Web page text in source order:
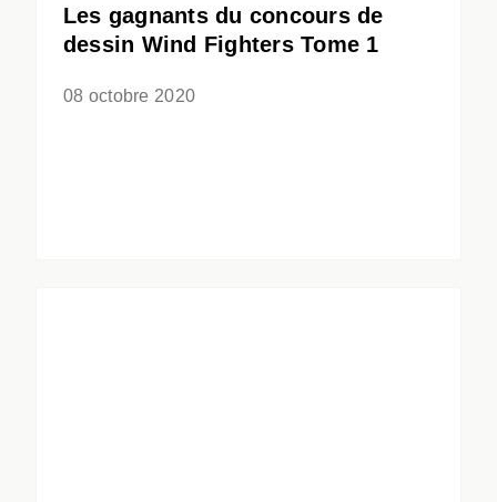
Les gagnants du concours de
dessin Wind Fighters Tome 1
08 octobre 2020